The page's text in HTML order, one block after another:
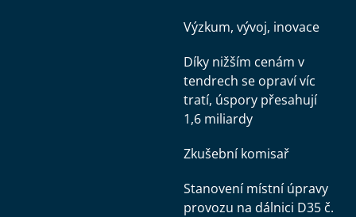
Výzkum, vývoj, inovace
Díky nižším cenám v
tendrech se opraví víc
tratí, úspory přesahují
1,6 miliardy
Zkušební komisař
Stanovení místní úpravy
provozu na dálnici D35 č.